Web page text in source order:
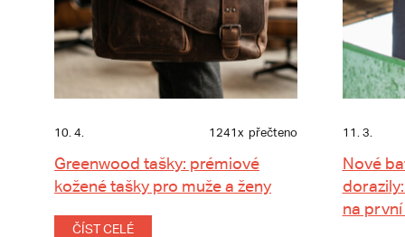
10. 4. 1241x přečteno
Greenwood tašky: prémiové
kožené tašky pro muže a ženy
ČÍST CELÉ
11. 3.
Nové
na